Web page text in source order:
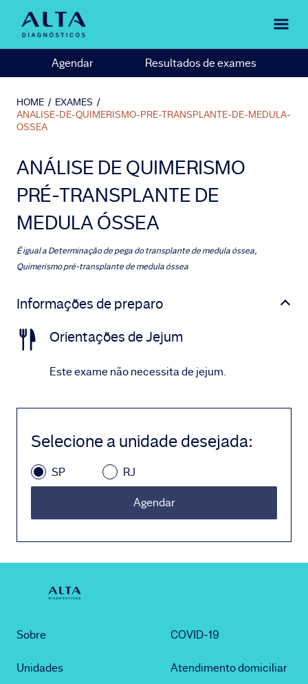
Agendar Resultados de exames
HOME / EXAMES /
ANALISE-DE-QUIMERISMO-PRE-TRANSPLANTE-DE-MEDULA-
OSSEA
ANÁLISE DE QUIMERISMO
PRÉ-TRANSPLANTE DE
MEDULA ÓSSEA
É igual aDeterminação de pega do transplante de medula óssea,
Quimerismo pré-transplante de medula óssea
Informações de preparo
Orientações de Jejum
Este exame não necessita de jejum.
Selecione a unidade desejada:
SP RJ
Agendar
Sobre
Unidades
COVID-19
Atendimento domiciliar